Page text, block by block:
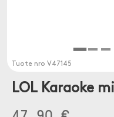
Tuote nro V47145
LOL Karaoke